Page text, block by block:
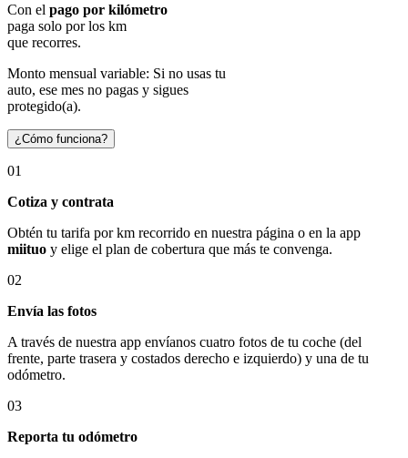
Con el pago por kilómetro
paga solo por los km
que recorres.
Monto mensual variable: Si no usas tu
auto, ese mes no pagas y sigues
protegido(a).
¿Cómo funciona?
01
Cotiza y contrata
Obtén tu tarifa por km recorrido en nuestra página o en la app
miituo y elige el plan de cobertura que más te convenga.
02
Envía las fotos
A través de nuestra app envíanos cuatro fotos de tu coche (del
frente, parte trasera y costados derecho e izquierdo) y una de tu
odómetro.
03
Reporta tu odómetro